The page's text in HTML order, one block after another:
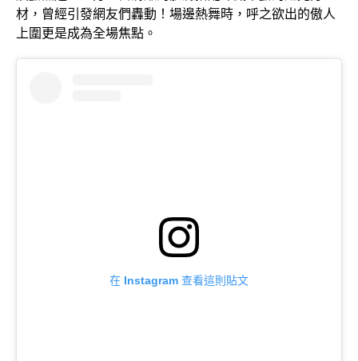
材，曾經引發網友們轟動！場邊熱舞時，呼之欲出的傲人
上圍更是成為全場焦點。
在 Instagram 查看這則貼文